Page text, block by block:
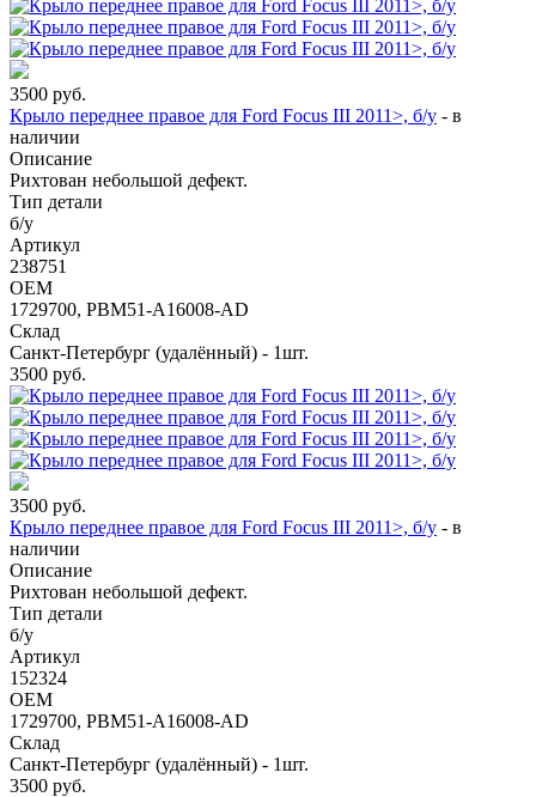
3500 руб.
Крыло переднее правое для Ford Focus III 2011>, б/у - в
наличии
Описание
Рихтован небольшой дефект.
Тип детали
б/у
Артикул
238751
OEM
1729700, PBM51-A16008-AD
Склад
Санкт-Петербург (удалённый) - 1шт.
3500 руб.
3500 руб.
Крыло переднее правое для Ford Focus III 2011>, б/у - в
наличии
Описание
Рихтован небольшой дефект.
Тип детали
б/у
Артикул
152324
OEM
1729700, PBM51-A16008-AD
Склад
Санкт-Петербург (удалённый) - 1шт.
3500 руб.